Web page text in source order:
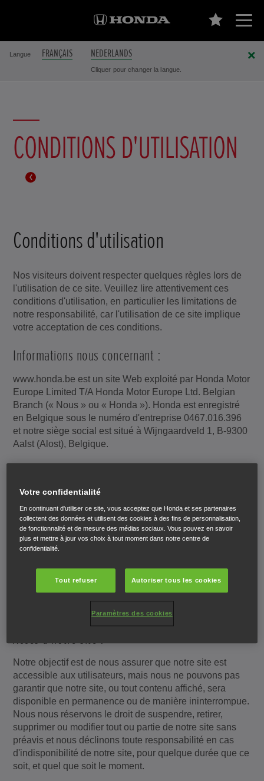
Langue FRANÇAIS NEDERLANDS
Cliquer pour changer la langue.
CONDITIONS D'UTILISATION
Conditions d'utilisation
Nos visiteurs doivent respecter quelques règles lors de
l'utilisation de ce site. Veuillez lire attentivement ces
conditions d'utilisation, en particulier les limitations de
notre responsabilité, car l'utilisation de ce site implique
votre acceptation de ces conditions.
Informations nous concernant :
www.honda.be est un site Web exploité par Honda Motor
Europe Limited T/A Honda Motor Europe Ltd. Belgian
Branch (« Nous » ou « Honda »). Honda est enregistré
en Belgique sous le numéro d'entreprise 0467.016.396
et notre siège social est situé à Wijngaardveld 1, B-9300
Aalst (Alost), Belgique.
d'utilisation et à notre site Web sont les
suivantes :
Nous pouvons réviser ces conditions à tout moment en
modifiant cette page. Veuillez vérifier cette page de
modifications apportées, car elles vous lient.
modifier le contenu à tout moment.
Accès à notre site :
Notre objectif est de nous assurer que notre site est
accessible aux utilisateurs, mais nous ne pouvons pas
garantir que notre site, ou tout contenu affiché, sera
disponible en permanence ou de manière ininterrompue.
Nous nous réservons le droit de suspendre, retirer,
supprimer ou modifier tout ou partie de notre site sans
préavis et nous déclinons toute responsabilité en cas
d'indisponibilité de notre site, pour quelque durée que ce
soit, et quel que soit le moment.
Votre confidentialité
En continuant d'utiliser ce site, vous acceptez que Honda et ses partenaires
collectent des données et utilisent des cookies à des fins de personnalisation,
de fonctionnalité et de mesure des médias sociaux. Vous pouvez en savoir
plus et mettre à jour vos choix à tout moment dans notre centre de
confidentialité.
Tout refuser Autoriser tous les cookies
Paramètres des cookies